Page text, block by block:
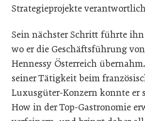
Strategieprojekte
Sein nächster Schritt führte
wo er die Geschäftsführung
Hennessy Österreich
seiner Tätigkeit beim
Luxusgüter-Konzern konnte er
How in der Top-Gastronomie